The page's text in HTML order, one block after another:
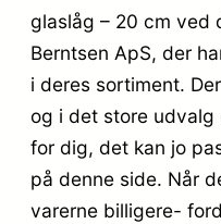
glaslåg – 20 cm ved
Berntsen ApS, der
i deres sortiment.
og i det store
for dig, det kan jo
på denne side. Når
varerne billigere-